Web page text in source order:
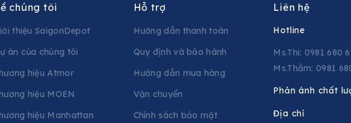
chúng tôi
thiệu SaigonDepot
án của chúng tôi
hiệu Atmor
hiệu MOEN
hiệu Manhattan
Hỗ trợ
Hướng dẫn thanh toán
Quy định và bảo hành
Hướng dẫn mua hàng
Vận chuyển
Chính sách bảo mật
Liên hệ
Hotline
Ms.Thi: 0981 680
Ms.Thắm: 0981
Phản ánh chất
Địa chỉ